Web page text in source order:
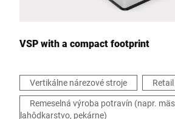
Týmto potvrdzujem, že súhlasím s
VSP with a compact footprint
Vertikálne nárezové stroje
Retail
Remeselná výroba potravín (napr.
lahôdkarstvo, pekárne)